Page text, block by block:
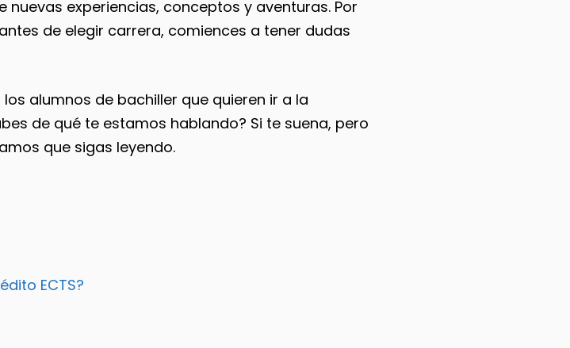
nuevas experiencias, conceptos y aventuras. Por
de elegir carrera, comiences a tener dudas
alumnos de bachiller que quieren ir a la
de qué te estamos hablando? Si te suena, pero
que sigas leyendo.
ECTS?